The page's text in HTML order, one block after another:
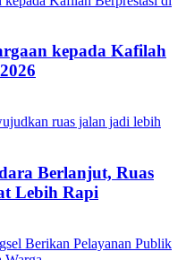
kepada Kafilah
Berlanjut, Ruas
Lebih Rapi